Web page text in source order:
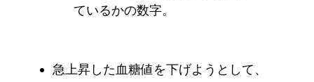
ているかの数字。
急上昇した血糖値を下げようとして、